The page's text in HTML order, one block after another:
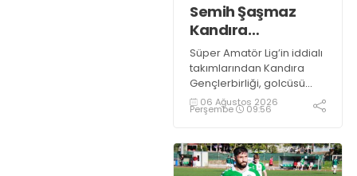
Semih Şaşmaz
Kandıra
Gençlerbirliği’nde
devam dedi!
Süper Amatör Lig’in iddialı
takımlarından Kandıra
Gençlerbirliği, golcüsü
Semih Şaşmaz ile devam
ediyor.
06 Ağustos 2026
Perşembe 09:56